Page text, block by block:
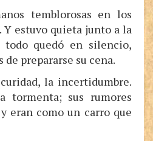
temblorosas en los
Y estuvo quieta junto a la
todo quedó en silencio,
prepararse su cena.
la incertidumbre.
tormenta; sus rumores
eran como un carro que